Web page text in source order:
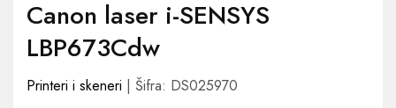
Canon laser i-SENSYS
LBP673Cdw
Printeri i skeneri | Šifra: DS025970